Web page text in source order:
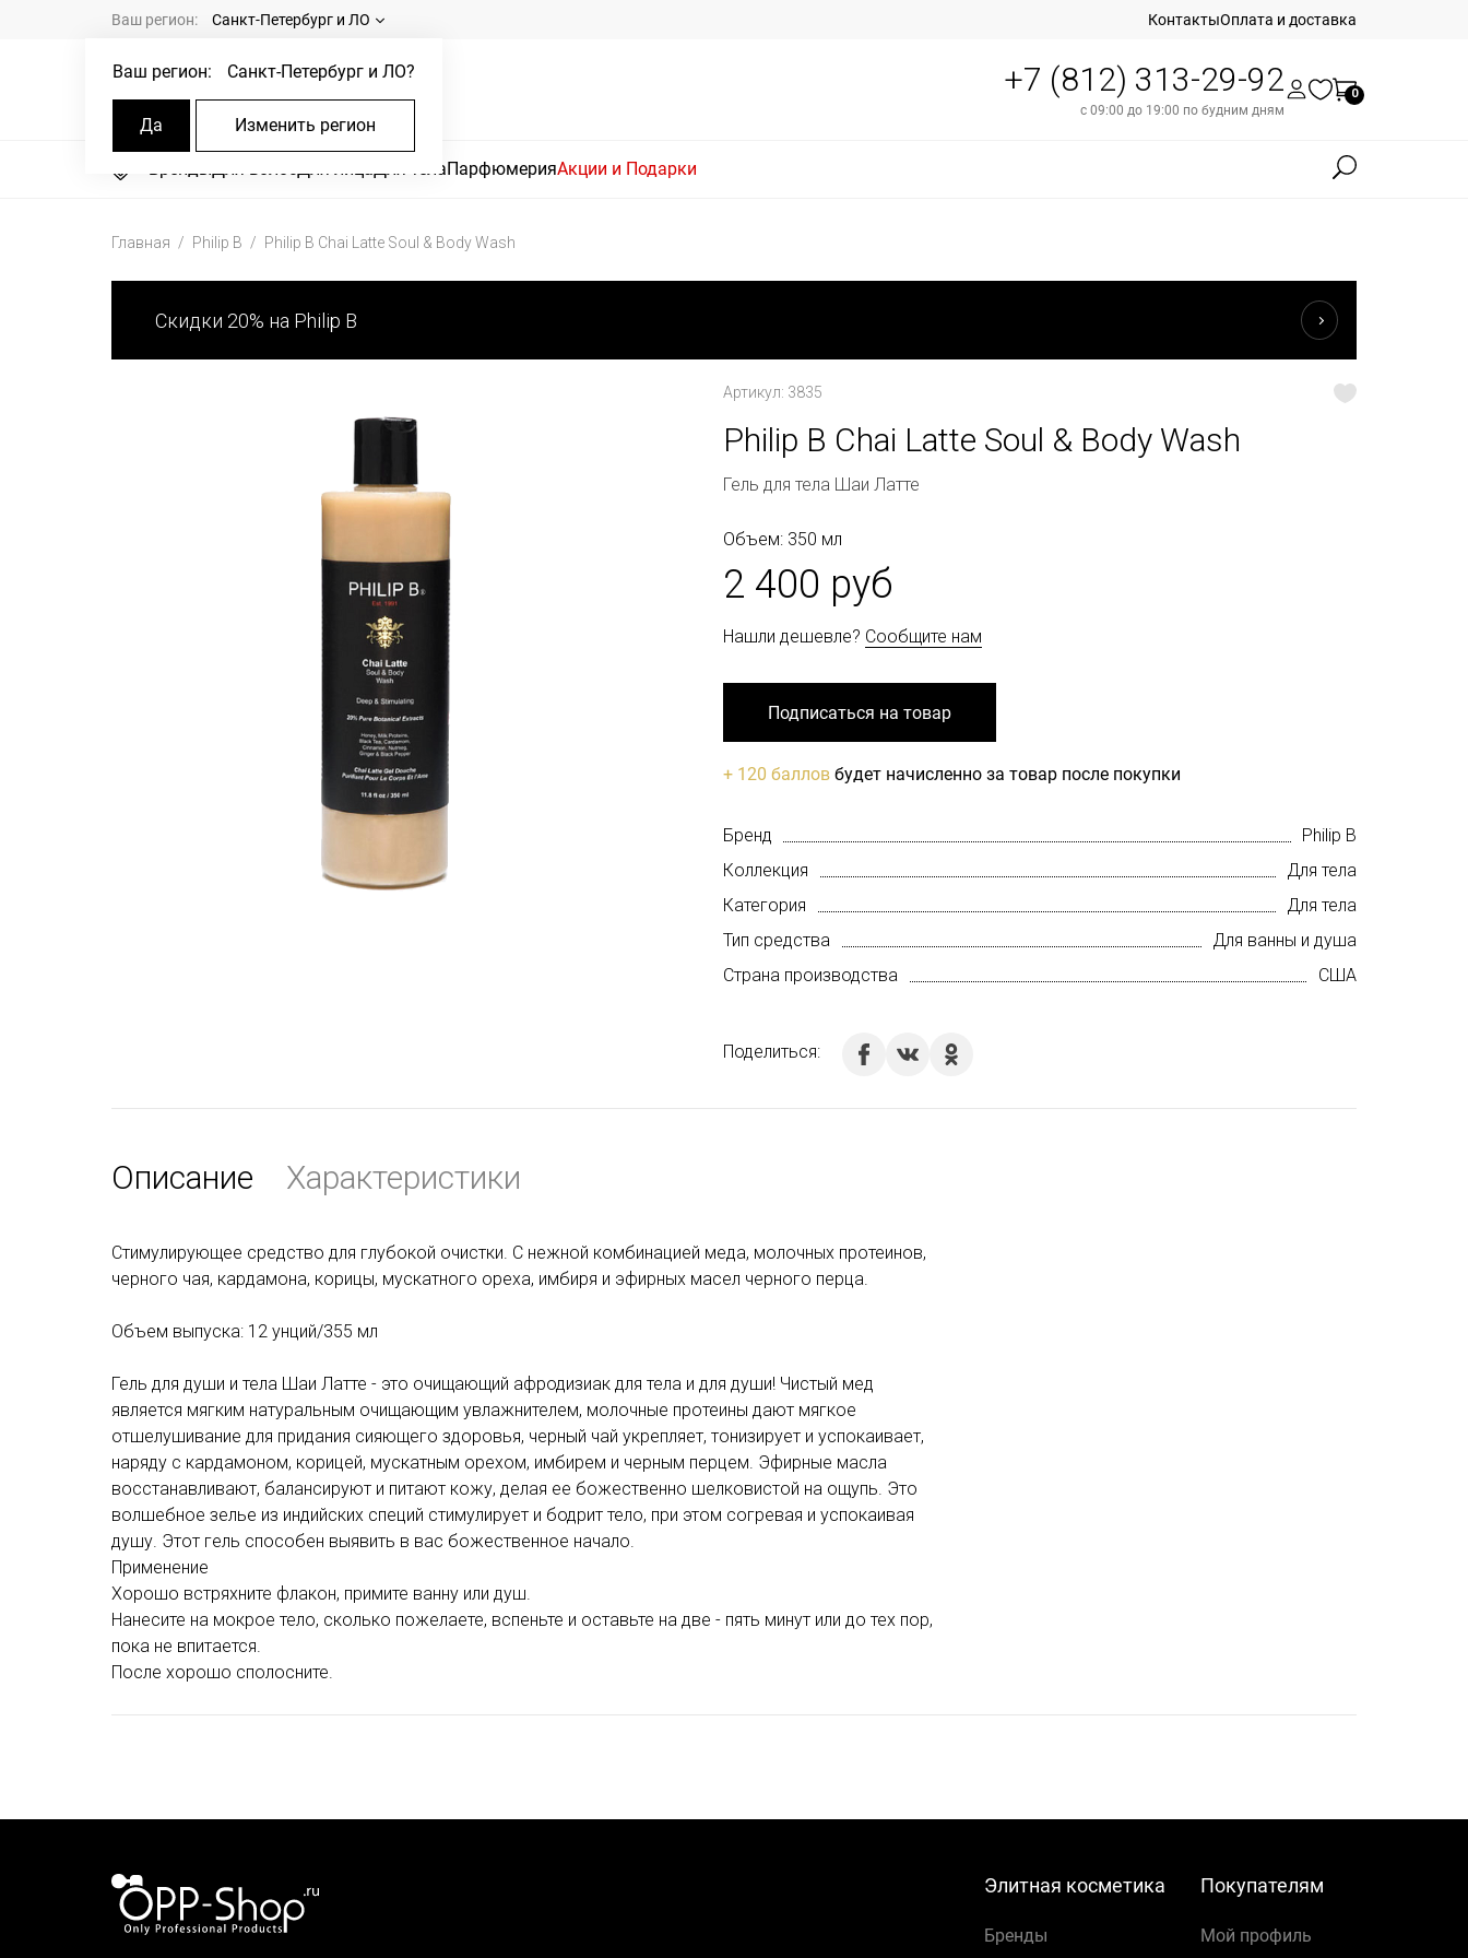
Ваш регион: Санкт-Петербург и ЛО
Ваш регион: Санкт-Петербург и ЛО?
Да Изменить регион
КонтактыОплата и доставка
+7 (812) 313-29-92
с 09:00 до 19:00 по будним дням
0
БрендыДля волосДля лицаДля телаПарфюмерияАкции и Подарки
Главная Philip B Philip B Chai Latte Soul & Body Wash
Скидки 20% на Philip B
Артикул: 3835
Philip B Chai Latte Soul & Body Wash
Гель для тела Шаи Латте
Объем: 350 мл
2 400 руб
Нашли дешевле? Сообщите нам
Подписаться на товар
+ 120 баллов будет начисленно за товар после покупки
Бренд
Philip B
Коллекция
Для тела
Категория
Для тела
Тип средства
Для ванны и душа
Страна производства
США
Поделиться:
Описание Характеристики
Стимулирующее средство для глубокой очистки. С нежной комбинацией меда, молочных протеинов,
черного чая, кардамона, корицы, мускатного ореха, имбиря и эфирных масел черного перца.
Объем выпуска: 12 унций/355 мл
Гель для души и тела Шаи Латте - это очищающий афродизиак для тела и для души! Чистый мед
является мягким натуральным очищающим увлажнителем, молочные протеины дают мягкое
отшелушивание для придания сияющего здоровья, черный чай укрепляет, тонизирует и успокаивает,
наряду с кардамоном, корицей, мускатным орехом, имбирем и черным перцем. Эфирные масла
восстанавливают, балансируют и питают кожу, делая ее божественно шелковистой на ощупь. Это
волшебное зелье из индийских специй стимулирует и бодрит тело, при этом согревая и успокаивая
душу. Этот гель способен выявить в вас божественное начало.
Применение
Хорошо встряхните флакон, примите ванну или душ.
Нанесите на мокрое тело, сколько пожелаете, вспеньте и оставьте на две - пять минут или до тех пор,
пока не впитается.
После хорошо сполосните.
Элитная косметика
Бренды
Покупателям
Мой профиль